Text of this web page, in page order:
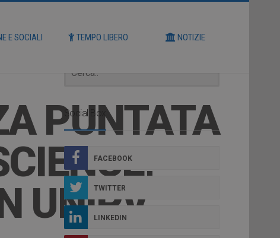
E SOCIALI TEMPO LIBERO NOTIZIE
PUNTATA
UNIPV
Social Box
FACEBOOK
TWITTER
LINKEDIN